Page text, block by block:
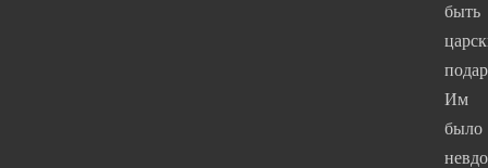
быть
Им
было